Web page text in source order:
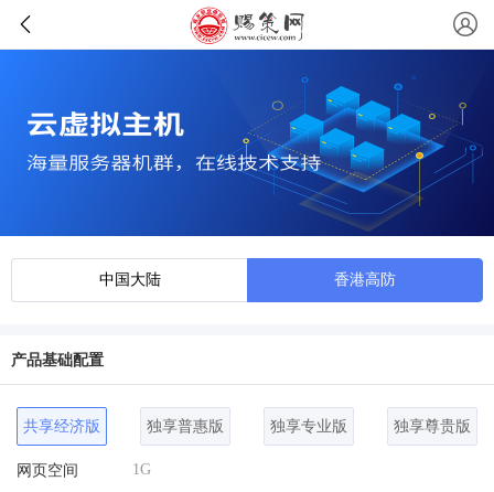
中国大陆 香港高防
产品基础配置
共享经济版 独享普惠版 独享专业版 独享尊贵版
网页空间 1G